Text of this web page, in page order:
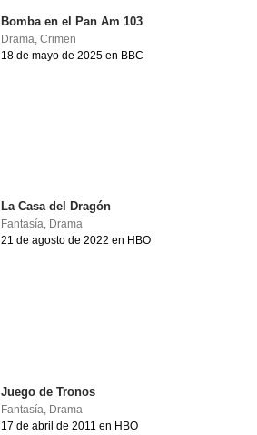
Bomba en el Pan Am 103
Drama,Crimen
18 de mayo de 2025 en BBC
La Casa del Dragón
Fantasía, Drama
21 de agosto de 2022 en HBO
Juego de Tronos
Fantasía Drama
17 de abril de 2011 en HBO